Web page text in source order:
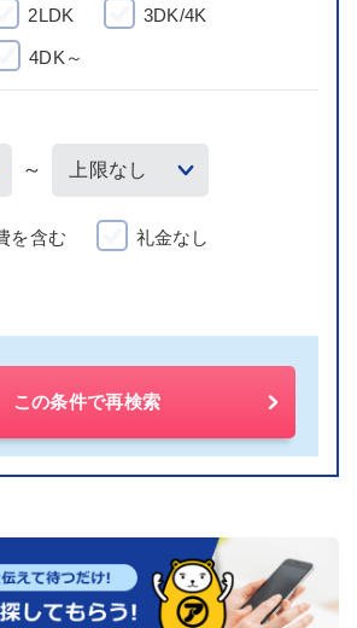
2LDK 3DK/4K
4DK～
～
を含む 礼金なし
この条件で再検索